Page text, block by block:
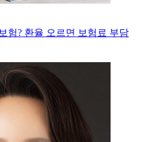
험? 환율 오르면 보험료 부담